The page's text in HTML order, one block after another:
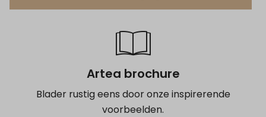
Artea brochure
Blader rustig eens door onze inspirerende
voorbeelden.